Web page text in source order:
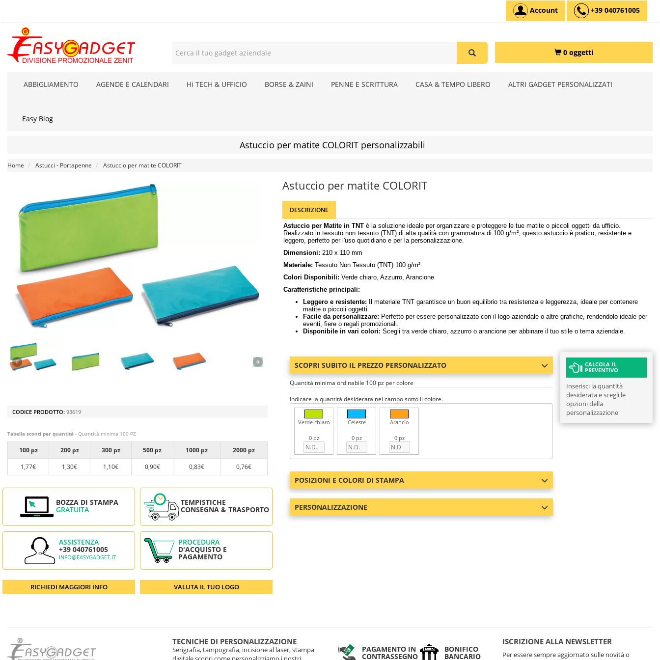
Account +39 040761005
0 oggetti
ABBIGLIAMENTO AGENDE E CALENDARI Hi TECH & UFFICIO BORSE & ZAINI PENNE E SCRITTURA CASA & TEMPO LIBERO ALTRI GADGET PERSONALIZZATI
Easy Blog
Astuccio per matite COLORIT personalizzabili
Home Astucci - Portapenne Astuccio per matite COLORIT
CODICE PRODOTTO: 93619
Tabella sconti per quantità - Quantità minima 100 PZ
100 pz 200 pz 300 pz 500 pz 1000 pz
2000 pz
1,77€
1,30€ 1,10€ 0,90€ 0,83€ 0,76€
BOZZA DI STAMPA
GRATUITA
TEMPISTICHE
CONSEGNA & TRASPORTO
ASSISTENZA
+39 040761005
INFO@EASYGADGET.IT
PROCEDURA
D'ACQUISTO E
PAGAMENTO
RICHIEDI MAGGIORI INFO VALUTA IL TUO LOGO
Astuccio per matite COLORIT
DESCRIZIONE
Astuccio per Matite in TNT è la soluzione ideale per organizzare e proteggere le tue matite o piccoli oggetti da ufficio.
Realizzato in tessuto non tessuto (TNT) di alta qualità con grammatura di 100 g/m², questo astuccio è pratico, resistente e
leggero, perfetto per l'uso quotidiano e per la personalizzazione.
Dimensioni: 210 x 110 mm
Materiale: Tessuto Non Tessuto (TNT) 100 g/m²
Colori Disponibili: Verde chiaro, Azzurro, Arancione
Caratteristiche principali:
Leggero e resistente: Il materiale TNT garantisce un buon equilibrio tra resistenza e leggerezza, ideale per contenere
matite o piccoli oggetti.
Facile da personalizzare: Perfetto per essere personalizzato con il logo aziendale o altre grafiche, rendendolo ideale per
eventi, fiere o regali promozionali.
Disponibile in vari colori: Scegli tra verde chiaro, azzurro o arancione per abbinare il tuo stile o tema aziendale.
SCOPRI SUBITO IL PREZZO PERSONALIZZATO
Quantità minima ordinabile 100 pz per colore
Indicare la quantità desiderata nel campo sotto il colore.
Verde chiaro
0 pz
Celeste
0 pz
Arancio
0 pz
POSIZIONI E COLORI DI STAMPA
PERSONALIZZAZIONE
CALCOLA IL
PREVENTIVO
Inserisci la quantità
desiderata e scegli le
opzioni della
personalizzazione
TECNICHE DI PERSONALIZZAZIONE
Serigrafia, tampografia, incisione al laser, stampa
PAGAMENTO IN
CONTRASSEGNO
BONIFICO
BANCARIO
ISCRIZIONE ALLA NEWSLETTER
Per essere sempre aggiornato sulle novità o